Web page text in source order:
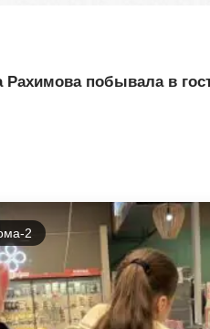
Рахимова побывала в
2